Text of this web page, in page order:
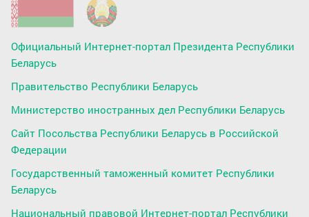
Официальный Интернет-портал Президента Республики
Беларусь
Правительство Республики Беларусь
Министерство иностранных дел Республики Беларусь
Сайт Посольства Республики Беларусь в Российской
Федерации
Государственный таможенный комитет Республики
Беларусь
Национальный правовой Интернет-портал Республики